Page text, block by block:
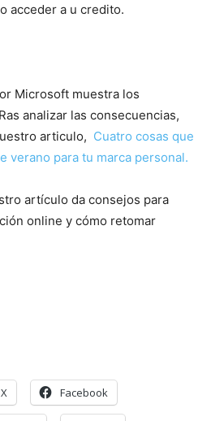
acceder a u credito.
Microsoft muestra los
analizar las consecuencias,
articulo, Cuatro cosas que
verano para tu marca personal.
artículo da consejos para
online y cómo retomar
X Facebook